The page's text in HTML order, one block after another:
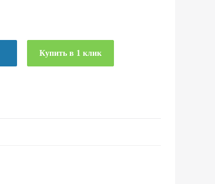
Купить в 1 клик